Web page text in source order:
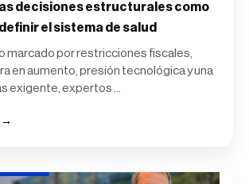
decisiones estructurales como
el sistema de salud
marcado por restricciones fiscales,
en aumento, presión tecnológica y una
exigente, expertos ...
→